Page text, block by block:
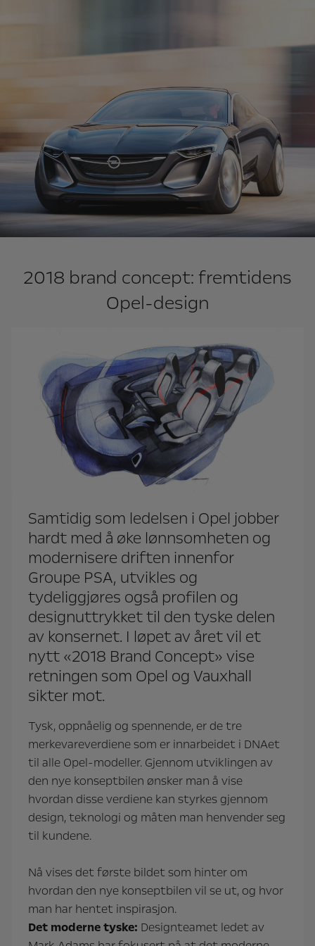
2018 brand concept: fremtidens
Opel-design
Samtidig som ledelsen i Opel jobber
hardt med å øke lønnsomheten og
modernisere driften innenfor
Groupe PSA, utvikles og
tydeliggjøres også profilen og
designuttrykket til den tyske delen
av konsernet. I løpet av året vil et
nytt «2018 Brand Concept» vise
retningen som Opel og Vauxhall
sikter mot.
Tysk, oppnåelig og spennende, er de tre
merkevareverdiene som er innarbeidet i DNAet
til alle Opel-modeller. Gjennom utviklingen av
den nye konseptbilen ønsker man å vise
hvordan disse verdiene kan styrkes gjennom
design, teknologi og måten man henvender seg
til kundene.
Nå vises det første bildet som hinter om
hvordan den nye konseptbilen vil se ut, og hvor
man har hentet inspirasjon.
Det moderne tyske: Designteamet ledet av